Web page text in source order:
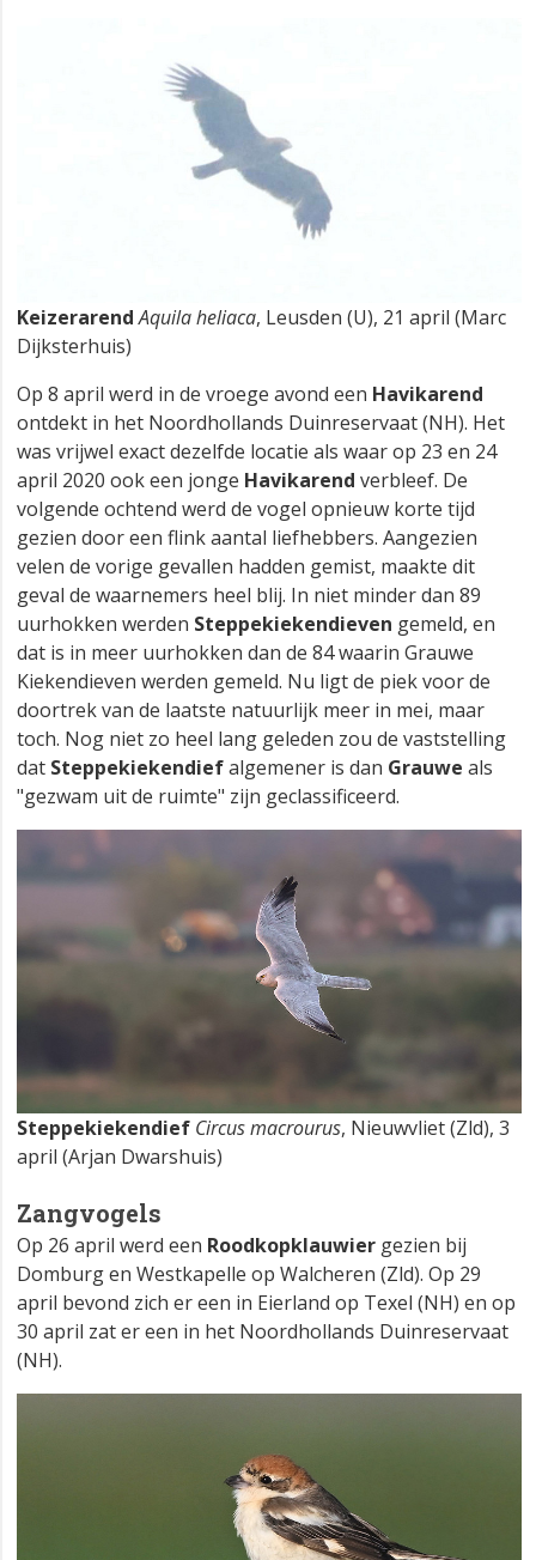
Keizerarend Aquila heliaca, Leusden (U), 21 april (Marc
Dijksterhuis)
Op 8 april werd in de vroege avond een Havikarend
ontdekt in het Noordhollands Duinreservaat (NH). Het
was vrijwel exact dezelfde locatie als waar op 23 en 24
april 2020 ook een jonge Havikarend verbleef. De
volgende ochtend werd de vogel opnieuw korte tijd
gezien door een flink aantal liefhebbers. Aangezien
velen de vorige gevallen hadden gemist, maakte dit
geval de waarnemers heel blij. In niet minder dan 89
uurhokken werden Steppekiekendieven gemeld, en
dat is in meer uurhokken dan de 84 waarin Grauwe
Kiekendieven werden gemeld. Nu ligt de piek voor de
doortrek van de laatste natuurlijk meer in mei, maar
toch. Nog niet zo heel lang geleden zou de vaststelling
dat Steppekiekendiefalgemener is dan Grauwe als
"gezwam uit de ruimte" zijn geclassificeerd.
Steppekiekendief Circus macrourus, Nieuwvliet (Zld), 3
april (Arjan Dwarshuis)
Zangvogels
Op 26 april werd een Roodkopklauwier gezien bij
Domburg en Westkapelle op Walcheren (Zld). Op 29
april bevond zich er een in Eierland op Texel (NH) en op
30 april zat er een in het Noordhollands Duinreservaat
(NH).